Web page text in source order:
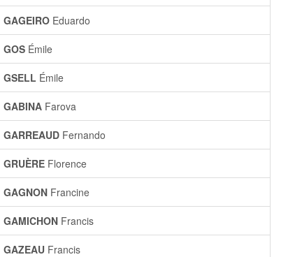
GAGEIRO Eduardo
GOS Émile
GSELL Émile
GABINA Farova
GARREAUD Fernando
GRUÈRE Florence
GAGNON Francine
GAMICHON Francis
GAZEAU Francis